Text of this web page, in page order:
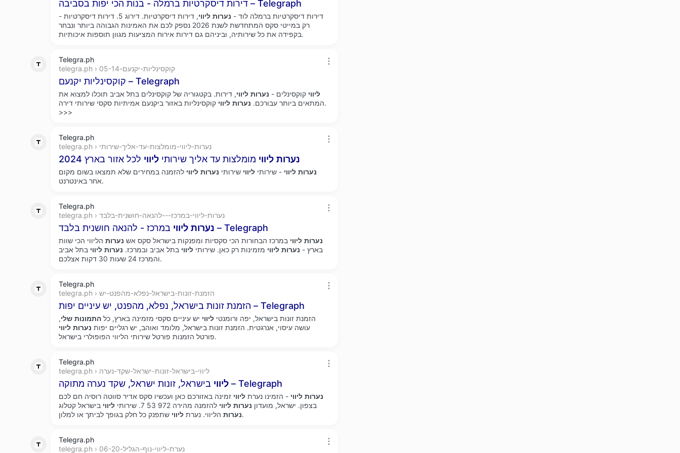
דירות דיסקרטיות ברמלה - בנות הכי יפות בסביבה – Telegraph
דירות דיסקרטיות ברמלה לוד - נערות ליווי
, דירות דיסקרטיות. דירוג 5. דירות דיסקרטיות -
רק במייטי סקס המתחדשת לשנת 2026 נספק לכם את האמינות הגבוהה ביותר ונבחר
בקפידה את כל שירותיה, וביניהם גם דירות אירוח המציעות מגוון תוספות איכותיות.
Telegra.ph
telegra.ph › קוקסינליות-יקנעם-05-14
קוקסינליות יקנעם – Telegraph
ליווי קוקסינלים - נערות ליווי, דירות. בקטגוריה של קוקסינלים בתל אביב תוכלו למצוא את
המתאים ביותר עבורכם. נערות ליווי קוקסינליות באזור ביקנעם אמיתיות סקסי שירותי דירה.
>>>
Telegra.ph
telegra.ph › נערות-ליווי-מומלצות-עד-אליך-שירותי
נערות ליווי מומלצות עד אליך שירותי ליווי לכל אזור בארץ 2024
נערות ליווי - שירותי ליווי שירותי נערות ליווי להזמנה במחירים שלא תמצאו בשום מקום
אחר באינטרנט.
Telegra.ph
telegra.ph › נערות-ליווי-במרכז---להנאה-חושנית-בלבד
נערות ליווי במרכז - להנאה חושנית בלבד – Telegraph
נערות ליווי במרכז הבחורות הכי סקסיות ומפנקות בישראל סקס אש נערות הליווי הכי שוות
בארץ - נערות ליווי מזמינות רק כאן. שירותי ליווי בתל אביב ובמרכז. נערות ליווי בתל אביב
והמרכז 24 שעות 30 דקות אצלכם.
Telegra.ph
telegra.ph › הזמנת-זונות-בישראל-נפלא-מהפנט-יש
הזמנת זונות בישראל, נפלא, מהפנט, יש עיניים יפות – Telegraph
הזמנת זונות בישראל, יפה ורומנטי ליווי יש עיניים סקסי מזמינה בארץ, כל התמונות שלי,
עושה עיסוי, אנרגטית. הזמנת זונות בישראל, מלומד ואוהב, יש רגליים יפות נערות ליווי
פורטל הזמנות פורטל שירותי הליווי הפופולרי בישראל.
Telegra.ph
telegra.ph › ליווי-בישראל-זונות-ישראל-שקד-נערה
ליווי בישראל, זונות ישראל, שקד נערה מתוקה – Telegraph
נערות ליווי - הזמינו נערת ליווי זמינה באזורכם כאן ועכשיו סקס אדיר סווטה רוסיה חם לכם
בצפון. ישראל, מועדון נערות ליווי להזמנה מהירה 972 53 7. שירותי ליווי בישראל קטלוג
נערות הליווי. נערת ליווי שתפנק כל חלק בגופך לביתך או למלון.
Telegra.ph
telegra.ph › נערת-ליווי-נוף-הגליל-06-20